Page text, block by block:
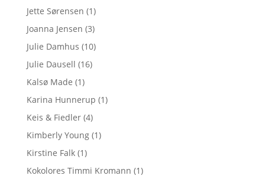
Jette Sørensen (1)
Joanna Jensen (3)
Julie Damhus (10)
Julie Dausell (16)
Kalsø Made (1)
Karina Hunnerup (1)
Keis & Fiedler (4)
Kimberly Young (1)
Kirstine Falk (1)
Kokolores Timmi Kromann (1)